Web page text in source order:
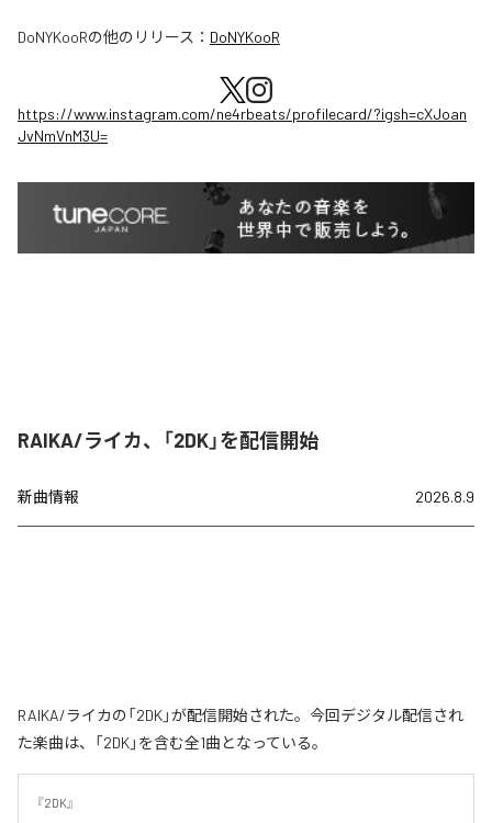
DoNYKooRの他のリリース： DoNYKooR
https://www.instagram.com/ne4rbeats/profilecard/?igsh=cXJoan
JvNmVnM3U=
RAIKA/ライカ、「2DK」を配信開始
新曲情報 2026.8.9
RAIKA/ライカの「2DK」が配信開始された。今回デジタル配信され
た楽曲は、「2DK」を含む全1曲となっている。
『2DK』